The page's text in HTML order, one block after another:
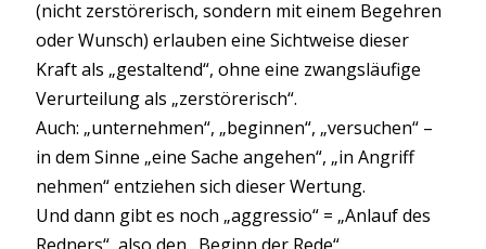
(nicht zerstörerisch, sondern mit einem Begehren
oder Wunsch) erlauben eine Sichtweise dieser
Kraft als „gestaltend“, ohne eine zwangsläufige
Verurteilung als „zerstörerisch“.
Auch: „unternehmen“, „beginnen“, „versuchen“ –
in dem Sinne „eine Sache angehen“, „in Angriff
nehmen“ entziehen sich dieser Wertung.
Und dann gibt es noch „aggressio“ = „Anlauf des